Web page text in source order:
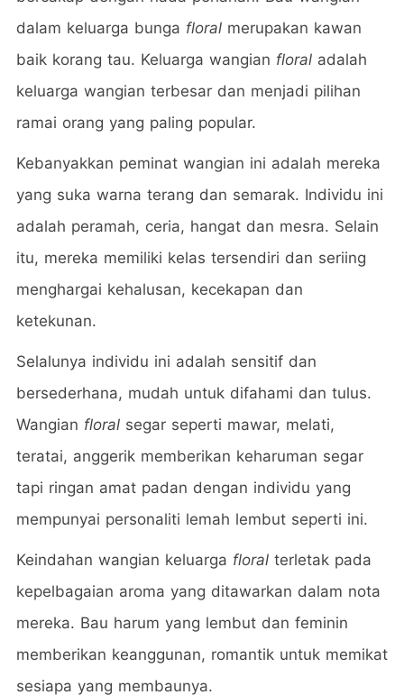
dalam keluarga bunga floral merupakan kawan
baik korang tau. Keluarga wangian floral adalah
keluarga wangian terbesar dan menjadi pilihan
ramai orang yang paling popular.
Kebanyakkan peminat wangian ini adalah mereka
yang suka warna terang dan semarak. Individu ini
adalah peramah, ceria, hangat dan mesra. Selain
itu, mereka memiliki kelas tersendiri dan seriing
menghargai kehalusan, kecekapan dan
ketekunan.
Selalunya individu ini adalah sensitif dan
bersederhana, mudah untuk difahami dan tulus.
Wangian floral segar seperti mawar, melati,
teratai, anggerik memberikan keharuman segar
tapi ringan amat padan dengan individu yang
mempunyai personaliti lemah lembut seperti ini.
Keindahan wangian keluarga floral terletak pada
kepelbagaian aroma yang ditawarkan dalam nota
mereka. Bau harum yang lembut dan feminin
memberikan keanggunan, romantik untuk memikat
sesiapa yang membaunya.